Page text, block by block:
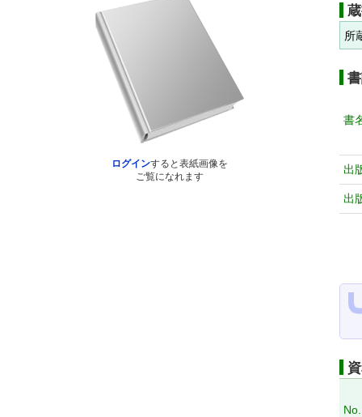
ログインすると表紙画像を
ご覧になれます
所
書
出
出
No.